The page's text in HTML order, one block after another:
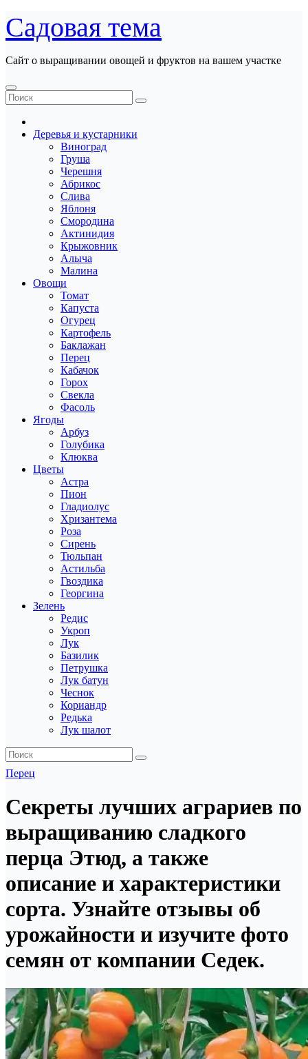
Перейти
к
содержанию
Садовая тема
Сайт о выращивании овощей и фруктов на вашем участке
Деревья и кустарники
Виноград
Груша
Черешня
Абрикос
Слива
Яблоня
Смородина
Актинидия
Крыжовник
Алыча
Малина
Овощи
Томат
Капуста
Огурец
Картофель
Баклажан
Перец
Кабачок
Горох
Свекла
Фасоль
Ягоды
Арбуз
Голубика
Клюква
Цветы
Астра
Пион
Гладиолус
Хризантема
Роза
Сирень
Тюльпан
Астильба
Гвоздика
Георгина
Зелень
Редис
Укроп
Лук
Базилик
Петрушка
Лук батун
Чеснок
Кориандр
Редька
Лук шалот
Перец
Секреты лучших аграриев по
выращиванию сладкого
перца Этюд, а также
описание и характеристики
сорта. Узнайте отзывы об
урожайности и изучите фото
семян от компании Седек.